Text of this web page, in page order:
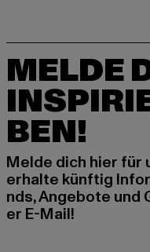
MELDE
BEN!
Melde dich hier für
erhalte künftig
nds, Angebote und
er E-Mail!